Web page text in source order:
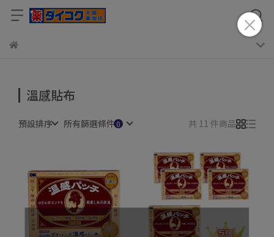
溫感貼布
預設排序 所有篩選條件 共 11 件商品